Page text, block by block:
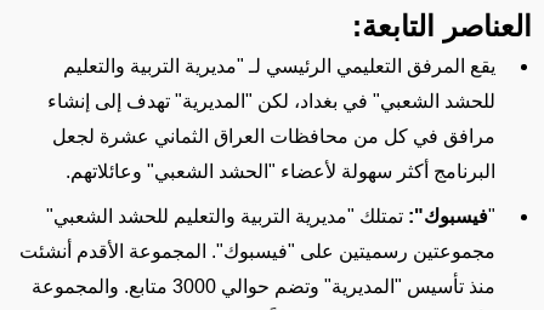
العناصر التابعة:
يقع المرفق التعليمي الرئيسي لـ "مديرية التربية والتعليم
للحشد الشعبي" في بغداد، لكن "المديرية" تهدف إلى إنشاء
مرافق في كل من محافظات العراق الثماني عشرة لجعل
البرنامج أكثر سهولة لأعضاء "الحشد الشعبي" وعائلاتهم.
"فيسبوك": تمتلك "مديرية التربية والتعليم للحشد الشعبي"
مجموعتين رسميتين على "فيسبوك". المجموعة الأقدم أنشئت
منذ تأسيس "المديرية" وتضم
حوالي 3000 متابع. والمجموعة